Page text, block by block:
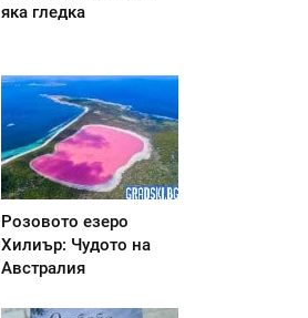
яка гледка
Розовото езеро
Хилиър: Чудото на
Австралия